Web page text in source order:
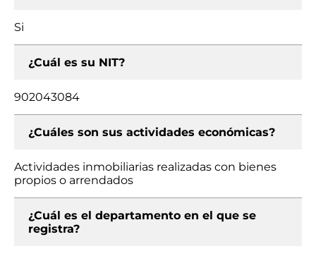
Si
¿Cuál es su NIT?
902043084
¿Cuáles son sus actividades económicas?
Actividades inmobiliarias realizadas con bienes
propios o arrendados
¿Cuál es el departamento en el que se
registra?